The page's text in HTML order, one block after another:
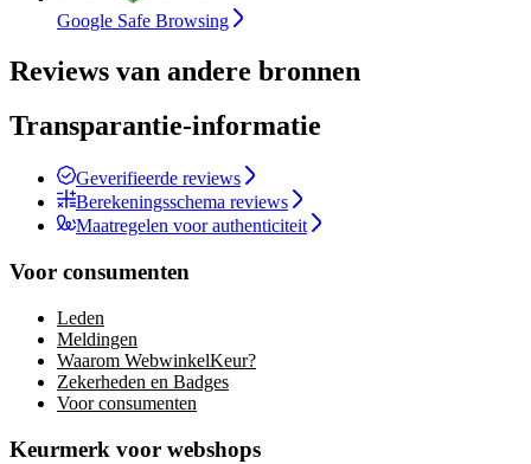
Google Safe Browsing
Reviews van andere bronnen
Transparantie-informatie
Geverifieerde reviews
Berekeningsschema reviews
Maatregelen voor authenticiteit
Voor consumenten
Leden
Meldingen
Waarom WebwinkelKeur?
Zekerheden en Badges
Voor consumenten
Keurmerk voor webshops